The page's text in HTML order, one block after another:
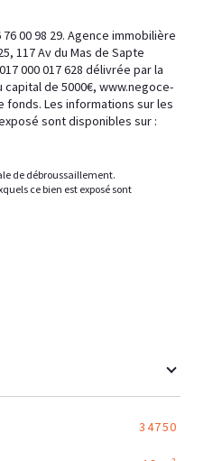
00 98 29. Agence immobilière
117 Av du Mas de Sapte
000 017 628 délivrée par la
capital de 5000€, www.negoce-
fonds. Les informations sur les
sont disponibles sur :
de débroussaillement.
ce bien est exposé sont
34750